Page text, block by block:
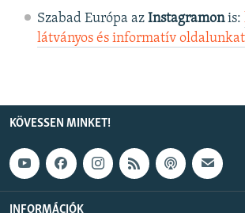
Szabad Európa az Instagramonis:
látványos és informatív oldalunkat
KÖVESSEN MINKET!
INFORMÁCIÓK